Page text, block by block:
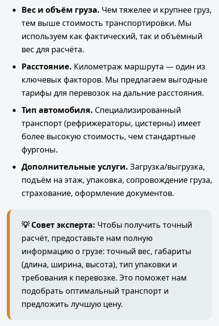
Вес и объём груза. Чем тяжелее и крупнее груз,
тем выше стоимость транспортировки. Мы
используем как фактический, так и объёмный
вес для расчёта.
Расстояние. Километраж маршрута — один из
ключевых факторов. Мы предлагаем выгодные
тарифы для перевозок на дальние расстояния.
Тип автомобиля. Специализированный
транспорт (рефрижераторы, цистерны) имеет
более высокую стоимость, чем стандартные
фургоны.
Дополнительные услуги. Загрузка/выгрузка,
подъём на этаж, упаковка, сопровождение груза,
страхование, оформление документов.
💡 Совет эксперта: Чтобы получить точный
расчёт, предоставьте нам полную
информацию о грузе: точный вес, габариты
(длина, ширина, высота), тип упаковки и
требования к перевозке. Это поможет нам
подобрать оптимальный транспорт и
предложить лучшую цену.